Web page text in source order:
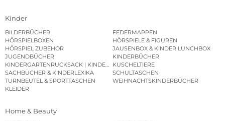
Kinder
BILDERBÜCHER
FEDERMAPPEN
HÖRSPIELBOXEN
HÖRSPIELE & FIGUREN
HÖRSPIEL ZUBEHÖR
JAUSENBOX & KINDER LUNCHBOX
JUGENDBÜCHER
KINDERBÜCHER
KINDERGARTENRUCKSACK | KINDERGARTENBEUTEL
KUSCHELTIERE
SACHBÜCHER & KINDERLEXIKA
SCHULTASCHEN
TURNBEUTEL & SPORTTASCHEN
WEIHNACHTSKINDERBÜCHER
KLEIDER
Home & Beauty